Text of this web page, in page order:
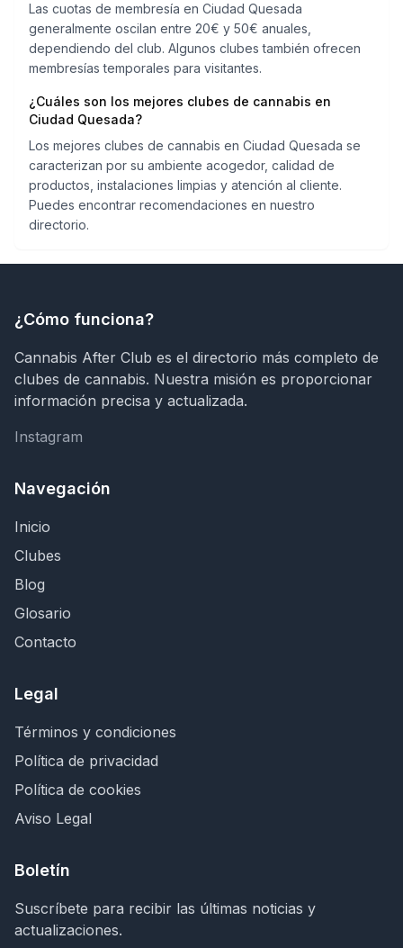
Las cuotas de membresía en Ciudad Quesada
generalmente oscilan entre 20€ y 50€ anuales,
dependiendo del club. Algunos clubes también ofrecen
membresías temporales para visitantes.
¿Cuáles son los mejores clubes de cannabis en
Ciudad Quesada?
Los mejores clubes de cannabis en Ciudad Quesada se
caracterizan por su ambiente acogedor, calidad de
productos, instalaciones limpias y atención al cliente.
Puedes encontrar recomendaciones en nuestro
directorio.
¿Cómo funciona?
Cannabis After Club es el directorio más completo de
clubes de cannabis. Nuestra misión es proporcionar
información precisa y actualizada.
Instagram
Instagram
Navegación
Inicio
Clubes
Blog
Glosario
Contacto
Legal
Términos y condiciones
Política de privacidad
Política de cookies
Aviso Legal
Boletín
Suscríbete para recibir las últimas noticias y
actualizaciones.